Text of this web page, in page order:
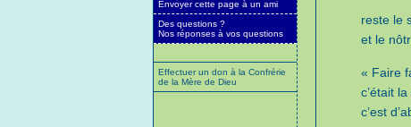
Envoyer cette page à un ami
Des questions ?
Nos réponses à vos questions
Effectuer un don à la Confrérie
de la Mère de Dieu
reste le
et le
« Faire
c’était
c’est